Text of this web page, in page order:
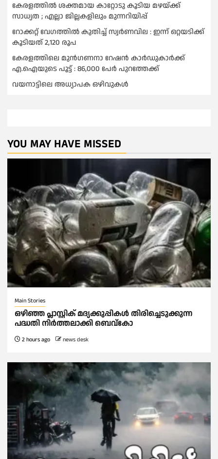
കേരളത്തിൽ ശക്തമായ കാറ്റോടു കൂടിയ മഴയ്ക്ക്
സാധ്യത ; എല്ലാ ജില്ലകളിലും മുന്നറിയിപ്പ്
റോക്കറ്റ് വേഗത്തില്‍ കുതിച്ച് സ്വര്‍ണവില : ഇന്ന് ഒറ്റയടിക്ക്
കൂടിയത് 2,120 രൂപ
കേരളത്തിലെ മുന്‍ഗണനാ റേഷന്‍ കാര്‍ഡുകാർക്ക്
എ.ഐയുടെ പൂട്ട് : 86,000 പേര്‍ പുറത്തേക്ക്
വയനാട്ടിലെ അധ്യാപക ഒഴിവുകൾ
YOU MAY HAVE MISSED
Main Stories
ഒഴിഞ്ഞ പ്ലാസ്റ്റിക് മദ്യക്കുപ്പികള്‍ തിരിച്ചെടുക്കുന്ന
പദ്ധതി നിര്‍ത്തലാക്കി ബെവ്കോ
2 hours ago news desk